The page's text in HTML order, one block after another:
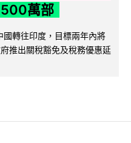
萬部
轉往印度，目標兩年內將
推出關稅豁免及稅務優惠延